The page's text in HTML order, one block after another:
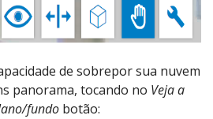
de sobrepor sua nuvem
panorama, tocando no Veja a
fundo botão: